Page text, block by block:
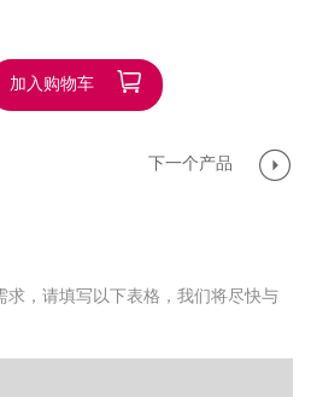
加入购物车
下一个产品
求，请填写以下表格，我们将尽快与